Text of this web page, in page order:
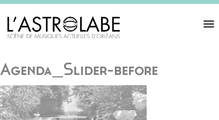
Toggle
Agenda_Slider-before